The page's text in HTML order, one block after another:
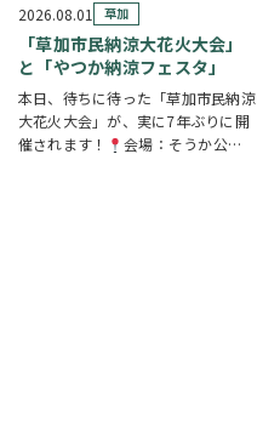
謎を解きながら、行方不明となった
「ある条例…
2026.08.01 草加
「草加市民納涼大花火大会」
と「やつか納涼フェスタ」
本日、待ちに待った「草加市民納涼
大花火大会」が、実に7年ぶりに開
催されます！
会場：そうか公園